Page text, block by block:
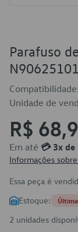
Parafuso
N90625101
Compatibilidade:
Unidade de
R$
Em até 💳 3x de
Informações
Essa peça é
Estoque:
2 unidades